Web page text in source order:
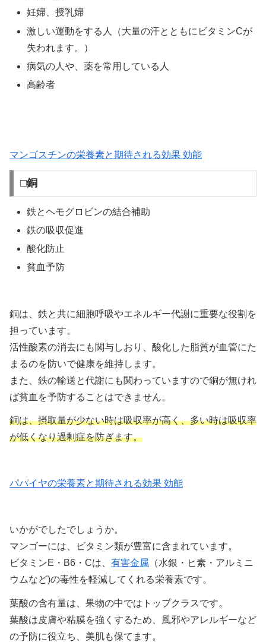
妊婦、授乳婦
激しい運動をする人（大量の汗とともにビタミンCが
失われます。）
病気の人や、薬を常用している人
高齢者
マンゴスチンの栄養素と期待される効果 効能
□銅
鉄とヘモグロビンの結合補助
鉄の吸収促進
酸化防止
貧血予防
銅は、鉄と共に細胞呼吸やエネルギー代謝に重要な役割を
担っています。
活性酸素の消去にも関与しおり、酸化した脂質が血管にた
まるのを防いで健康を維持します。
また、鉄の輸送と代謝にも関わっていますので銅が無けれ
ば貧血を予防することはできません。
銅は、摂取量が少ない時は吸収率が高く、多い時は吸収率
が低くなり過剰症を防ぎます。
パパイヤの栄養素と期待される効果 効能
いかがでしたでしょうか。
マンゴーには、ビタミン類が豊富に含まれています。
ビタミンE・B6・Cは、 有害金属 （水銀・ヒ素・アルミニ
ウムなど)の毒性を軽減してくれる栄養素です。
葉酸の含有量は、果物の中ではトップクラスです。
葉酸は皮膚や粘膜を強くするため、風邪やアレルギーなど
の予防に役立ち、美肌も保てます。